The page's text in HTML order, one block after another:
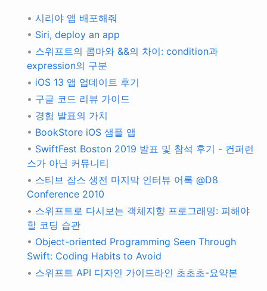
• 시리야 앱 배포해줘
• Siri, deploy an app
• 스위프트의 콤마와 &&의 차이: condition과
expression의 구분
• iOS 13 앱 업데이트 후기
• 구글 코드 리뷰 가이드
• 경험 발표의 가치
• BookStore iOS 샘플 앱
• SwiftFest Boston 2019 발표 및 참석 후기 - 컨퍼런
스가 아닌 커뮤니티
• 스티브 잡스 생전 마지막 인터뷰 어록 @D8
Conference 2010
• 스위프트로 다시보는 객체지향 프로그래밍: 피해야
할 코딩 습관
• Object-oriented Programming Seen Through
Swift: Coding Habits to Avoid
• 스위프트 API 디자인 가이드라인 초초초-요약본